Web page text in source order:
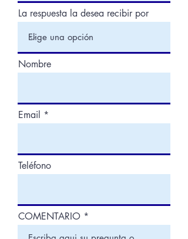
La respuesta la desea recibir por
Nombre
Email
Teléfono
COMENTARIO